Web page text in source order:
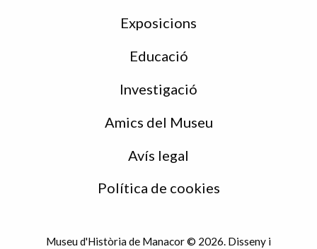
Exposicions
Educació
Investigació
Amics del Museu
Avís legal
Política de cookies
Museu d'Història de Manacor © 2026. Disseny i